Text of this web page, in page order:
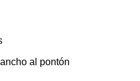
al pontón